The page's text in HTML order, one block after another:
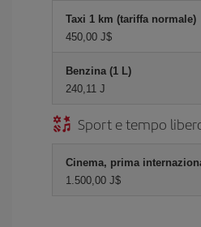
Taxi 1 km (tariffa normale)
450,00 J$
Benzina (1 L)
240,11 J
Sport e tempo
Cinema, prima
1.500,00 J$